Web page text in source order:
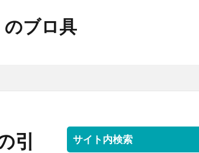
ブロ具
引
サイト内検索